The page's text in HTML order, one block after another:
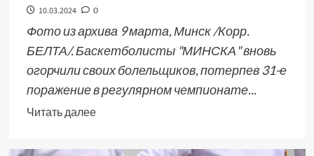
10.03.2024 0
Фото из архива 9 марта, Минск /Корр.
БЕЛТА/. Баскетболисты "МИНСКА" вновь
огорчили своих болельщиков, потерпев 31-е
поражение в регулярном чемпионате...
Читать далее